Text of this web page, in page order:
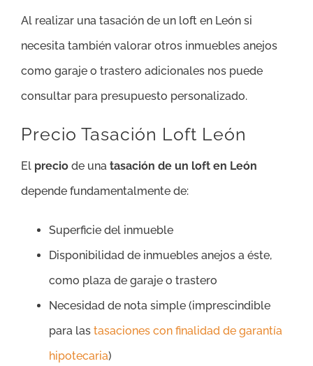
Al realizar una tasación de un loft en León si
necesita también valorar otros inmuebles anejos
como garaje o trastero adicionales nos puede
consultar para presupuesto personalizado.
Precio Tasación Loft León
El precio de una tasación de un loft en León
depende fundamentalmente de:
Superficie del inmueble
Disponibilidad de inmuebles anejos a éste,
como plaza de garaje o trastero
Necesidad de nota simple (imprescindible
para las tasaciones con finalidad de garantía
hipotecaria)